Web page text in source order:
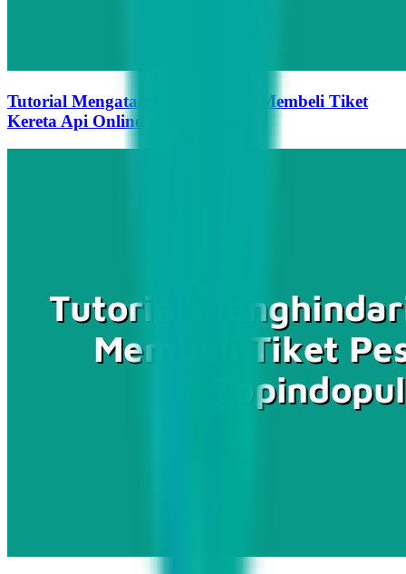
Tutorial Mengatasi Masalah Saat Membeli Tiket
Kereta Api Online